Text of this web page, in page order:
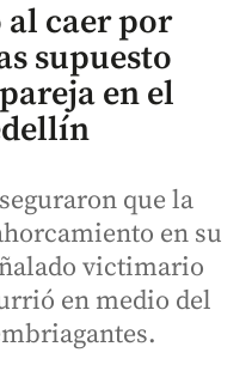
caer por
supuesto
en el
que la
en su
victimario
en medio del